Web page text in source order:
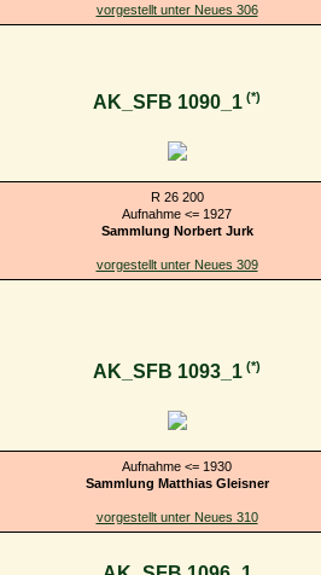
vorgestellt unter Neues 306
AK_SFB 1090_1 (*)
R 26 200
Aufnahme <= 1927
Sammlung Norbert Jurk
vorgestellt unter Neues 309
AK_SFB 1093_1 (*)
Aufnahme <= 1930
Sammlung Matthias Gleisner
vorgestellt unter Neues 310